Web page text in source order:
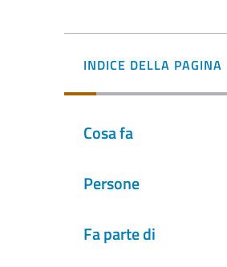
INDICE DELLA PAGINA
Cosa fa
Persone
Fa parte di